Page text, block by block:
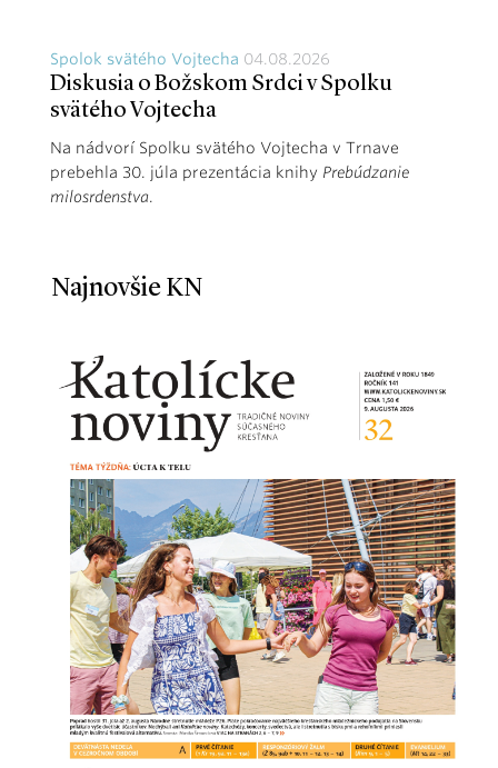
Spolok svätého Vojtecha 04.08.2026
Diskusia o Božskom Srdci v Spolku
svätého Vojtecha
Na nádvorí Spolku svätého Vojtecha v Trnave
prebehla 30. júla prezentácia knihy Prebúdzanie
milosrdenstva.
Najnovšie KN